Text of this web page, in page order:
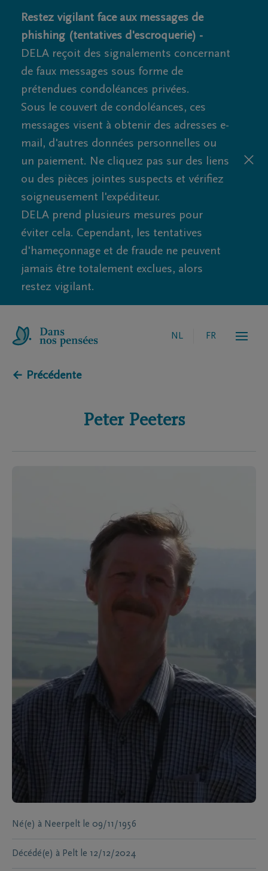
Restez vigilant face aux messages de
phishing (tentatives d'escroquerie) -
DELA reçoit des signalements concernant
de faux messages sous forme de
prétendues condoléances privées.
Sous le couvert de condoléances, ces
messages visent à obtenir des adresses e-
mail, d'autres données personnelles ou
un paiement. Ne cliquez pas sur des liens
ou des pièces jointes suspects et vérifiez
soigneusement l'expéditeur.
DELA prend plusieurs mesures pour
éviter cela. Cependant, les tentatives
d'hameçonnage et de fraude ne peuvent
jamais être totalement exclues, alors
restez vigilant.
NL FR
← Précédente
Peter Peeters
Né(e) à Neerpelt le 09/11/1956
Décédé(e) à Pelt le 12/12/2024